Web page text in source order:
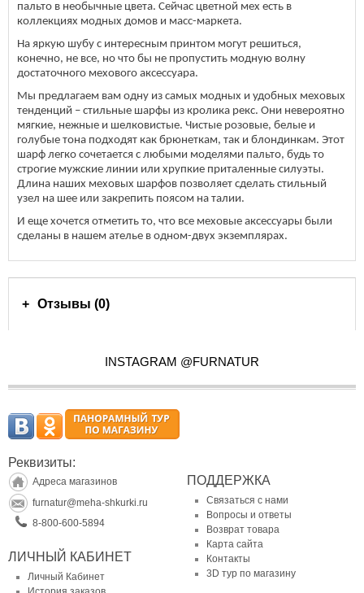
пальто в необычные цвета. Сейчас цветной мех есть в
коллекциях модных домов и масс-маркета.
На яркую шубу с интересным принтом могут решиться,
конечно, не все, но что бы не пропустить модную волну
достаточного мехового аксессуара.
Мы предлагаем вам одну из самых модных и удобных меховых
тенденций – стильные шарфы из кролика рекс. Они невероятно
мягкие, нежные и шелковистые. Чистые розовые, белые и
голубые тона подходят как брюнеткам, так и блондинкам. Этот
шарф легко сочетается с любыми моделями пальто, будь то
строгие мужские линии или хрупкие приталенные силуэты.
Длина наших меховых шарфов позволяет сделать стильный
узел на шее или закрепить поясом на талии.
И еще хочется отметить то, что все меховые аксессуары были
сделаны в нашем ателье в одном-двух экземплярах.
Отзывы (0)
INSTAGRAM @FURNATUR
Реквизиты:
Адреса магазинов
furnatur@meha-shkurki.ru
8-800-600-5894
ЛИЧНЫЙ КАБИНЕТ
Личный Кабинет
ПОДДЕРЖКА
Связаться с нами
Вопросы и ответы
Возврат товара
Карта сайта
Контакты
3D тур по магазину